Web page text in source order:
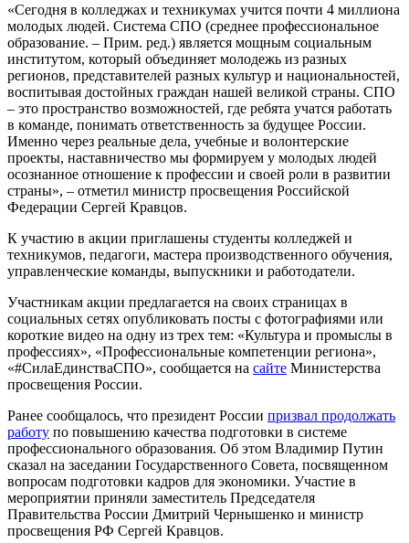
«Сегодня в колледжах и техникумах учится почти 4 миллиона
молодых людей. Система СПО (среднее профессиональное
образование. – Прим. ред.) является мощным социальным
институтом, который объединяет молодежь из разных
регионов, представителей разных культур и национальностей,
воспитывая достойных граждан нашей великой страны. СПО
– это пространство возможностей, где ребята учатся работать
в команде, понимать ответственность за будущее России.
Именно через реальные дела, учебные и волонтерские
проекты, наставничество мы формируем у молодых людей
осознанное отношение к профессии и своей роли в развитии
страны», – отметил министр просвещения Российской
Федерации Сергей Кравцов.
К участию в акции приглашены студенты колледжей и
техникумов, педагоги, мастера производственного обучения,
управленческие команды, выпускники и работодатели.
Участникам акции предлагается на своих страницах в
социальных сетях опубликовать посты с фотографиями или
короткие видео на одну из трех тем: «Культура и промыслы в
профессиях», «Профессиональные компетенции региона»,
«#СилаЕдинстваСПО», сообщается на сайте Министерства
просвещения России.
Ранее сообщалось, что президент России призвал продолжать
работу по повышению качества подготовки в системе
профессионального образования. Об этом Владимир Путин
сказал на заседании Государственного Совета, посвященном
вопросам подготовки кадров для экономики. Участие в
мероприятии приняли заместитель Председателя
Правительства России Дмитрий Чернышенко и министр
просвещения РФ Сергей Кравцов.